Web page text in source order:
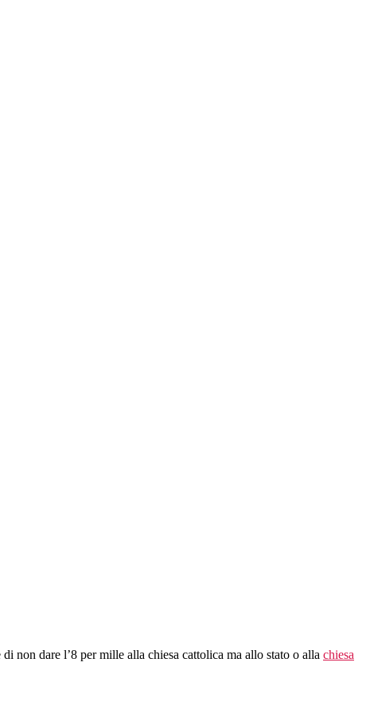
non dare l’8 per mille alla chiesa cattolica ma allo stato o alla chiesa